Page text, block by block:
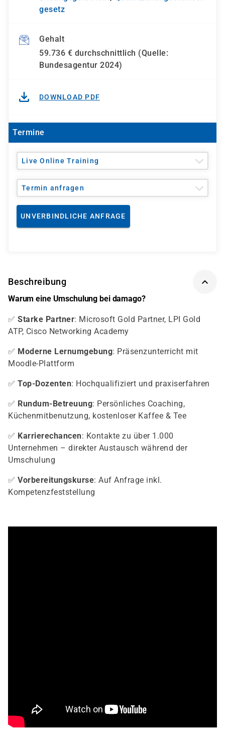
gesetz
Gehalt
59.736 € durchschnittlich (Quelle:
Bundesagentur 2024)
DOWNLOAD PDF
Termine
Live Online Training
Termin anfragen
UNVERBINDLICHE ANFRAGE
Beschreibung
Warum eine Umschulung bei damago?
✅ Starke Partner: Microsoft Gold Partner, LPI Gold
ATP, Cisco Networking Academy
✅ Moderne Lernumgebung: Präsenzunterricht mit
Moodle-Plattform
✅ Top-Dozenten: Hochqualifiziert und praxiserfahren
✅ Rundum-Betreuung: Persönliches Coaching,
Küchenmitbenutzung, kostenloser Kaffee & Tee
✅ Karrierechancen: Kontakte zu über 1.000
Unternehmen – direkter Austausch während der
Umschulung
✅ Vorbereitungskurse: Auf Anfrage inkl.
Kompetenzfeststellung